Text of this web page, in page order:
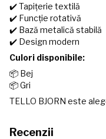
✔️ Tapițerie textilă
✔️ Funcție rotativă
✔️ Bază metalică stabilă
✔️ Design modern
Culori disponibile:
📦 Bej
📦 Gri
TELLO BJORN este
Recenzii